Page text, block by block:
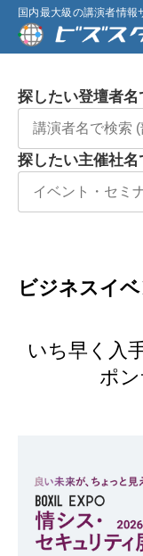
国内最大級の講演者情報
探したい登壇者名
探したい主催社名
ビジネスイ
いち早く入
ポ